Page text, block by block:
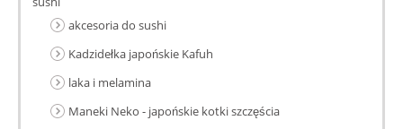
akcesoria do sushi
Kadzidełka japońskie Kafuh
laka i melamina
Maneki Neko - japońskie kotki szczęścia